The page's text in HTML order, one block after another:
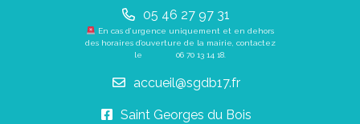
05 46 27 97 31
En cas d’urgence uniquement et en dehors
des horaires d’ouverture de la mairie, contactez
le 06 70 13 14 18.
accueil@sgdb17.fr
Saint Georges du Bois